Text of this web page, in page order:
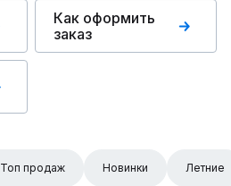
Как оформить
заказ
Топ продаж Новинки Летние